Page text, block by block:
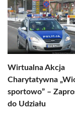
Wirtualna Akcja
Charytatywna
sportowo” –
do Udziału